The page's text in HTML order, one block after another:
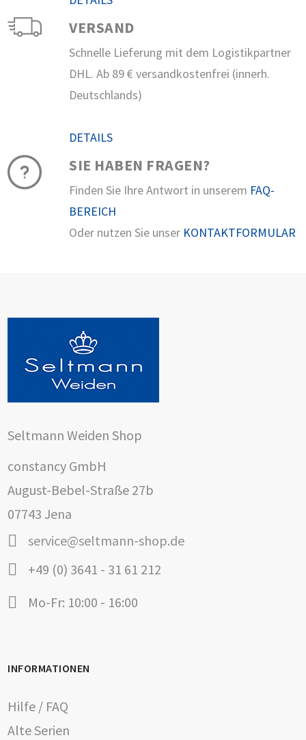
VERSAND
Schnelle Lieferung mit dem Logistikpartner
DHL. Ab 89 € versandkostenfrei (innerh.
Deutschlands)
DETAILS
SIE HABEN FRAGEN?
Finden Sie Ihre Antwort in unserem FAQ-
BEREICH
Oder nutzen Sie unser KONTAKTFORMULAR
Seltmann Weiden Shop
constancy GmbH
August-Bebel-Straße 27b
07743 Jena
service@seltmann-shop.de
+49 (0) 3641 - 31 61 212
Mo-Fr: 10:00 - 16:00
INFORMATIONEN
Hilfe / FAQ
Alte Serien